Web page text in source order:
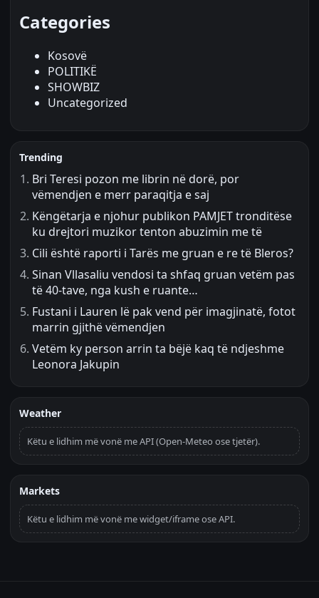
Categories
Kosovë
POLITIKË
SHOWBIZ
Uncategorized
Trending
Bri Teresi pozon me librin në dorë, por
vëmendjen e merr paraqitja e saj
Këngëtarja e njohur publikon PAMJET tronditëse
ku drejtori muzikor tenton abuzimin me të
Cili është raporti i Tarës me gruan e re të Bleros?
Sinan Vllasaliu vendosi ta shfaq gruan vetëm pas
të 40-tave, nga kush e ruante…
Fustani i Lauren lë pak vend për imagjinatë, fotot
marrin gjithë vëmendjen
Vetëm ky person arrin ta bëjë kaq të ndjeshme
Leonora Jakupin
Weather
Këtu e lidhim më vonë me API (Open-Meteo ose tjetër).
Markets
Këtu e lidhim më vonë me widget/iframe ose API.